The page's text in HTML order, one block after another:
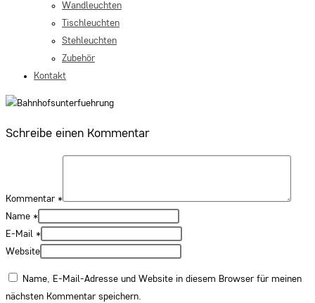
Wandleuchten
Tischleuchten
Stehleuchten
Zubehör
Kontakt
Schreibe einen Kommentar
Kommentar *
Name *
E-Mail *
Website
Name, E-Mail-Adresse und Website in diesem Browser für meinen
nächsten Kommentar speichern.